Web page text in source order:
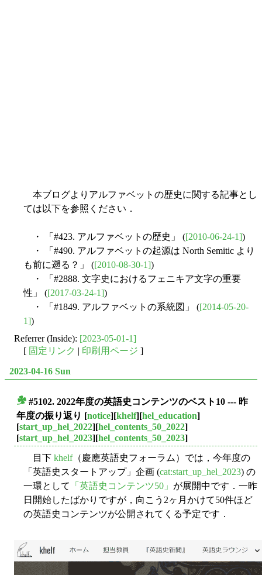
本ブログよりアルファベットの歴史に関する記事とし
ては以下を参照ください．
・ 「#423. アルファベットの歴史」 ([2010-06-24-1])
・ 「#490. アルファベットの起源は North Semitic より
も前に遡る？」 ([2010-08-30-1])
・ 「#2888. 文字史におけるフェニキア文字の重要
性」 ([2017-03-24-1])
・ 「#1849. アルファベットの系統図」 ([2014-05-20-
1])
Referrer (Inside): [2023-05-01-1]
[ 固定リンク | 印刷用ページ ]
2023-04-16 Sun
#5102. 2022年度の英語史コンテンツのベスト10 --- 昨
年度の振り返り [notice][khelf][hel_education]
[start_up_hel_2022][hel_contents_50_2022]
[start_up_hel_2023][hel_contents_50_2023]
目下 khelf（慶應英語史フォーラム）では，今年度の
「英語史スタートアップ」企画 (cat:start_up_hel_2023) の
一環として
「英語史コンテンツ50」 が展開中です．一昨
日開始したばかりですが，向こう2ヶ月かけて50件ほど
の英語史コンテンツが公開されてくる予定です．